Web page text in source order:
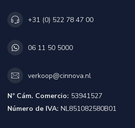
+31 (0) 522 78 47 00
06 11 50 5000
verkoop@cinnova.nl
Nº Cám. Comercio: 53941527
Número de IVA: NL851082580B01